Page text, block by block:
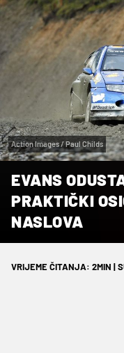
Action Images / Paul Childs
EVANS
PRAKTIČKI
NASLOVA
VRIJEME ČITANJA: 2MIN |